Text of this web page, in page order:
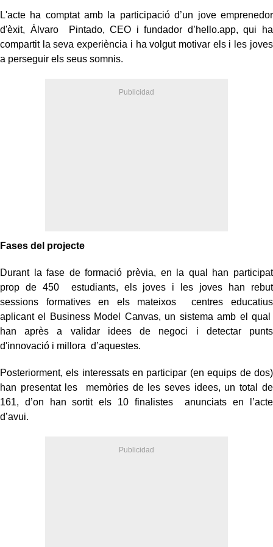
L'acte ha comptat amb la participació d’un jove emprenedor
d'èxit, Álvaro Pintado, CEO i fundador d’hello.app, qui ha
compartit la seva experiència i ha volgut motivar els i les joves
a perseguir els seus somnis.
Fases del projecte
Durant la fase de formació prèvia, en la qual han participat
prop de 450 estudiants, els joves i les joves han rebut
sessions formatives en els mateixos centres educatius
aplicant el Business Model Canvas, un sistema amb el qual
han après a validar idees de negoci i detectar punts
d'innovació i millora d’aquestes.
Posteriorment, els interessats en participar (en equips de dos)
han presentat les memòries de les seves idees, un total de
161, d’on han sortit els 10 finalistes anunciats en l’acte
d’avui.